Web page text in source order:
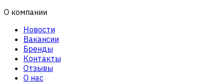
О компании
Новости
Вакансии
Бренды
Контакты
Отзывы
О нас